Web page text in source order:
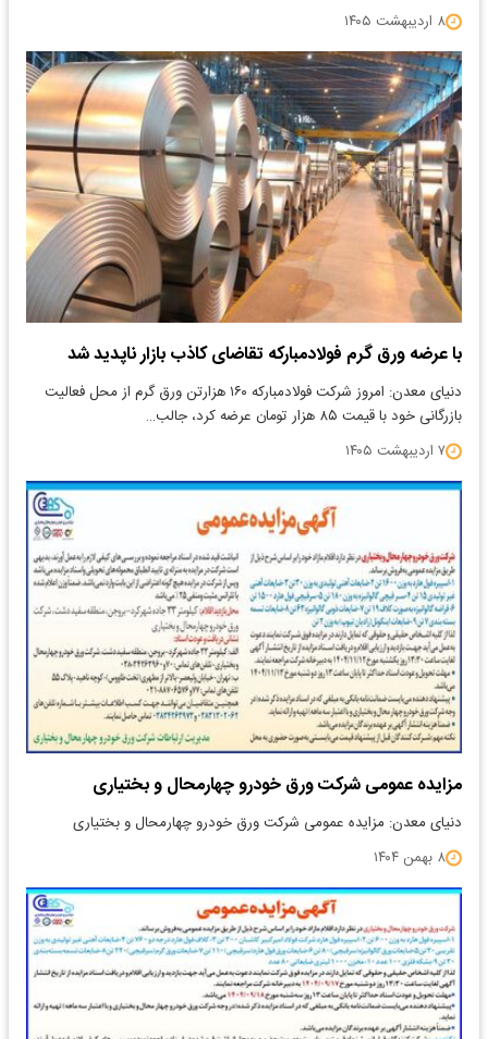
۸ اردیبهشت ۱۴۰۵
با عرضه ورق گرم فولادمبارکه تقاضای کاذب بازار ناپدید شد
دنیای معدن: امروز شرکت فولادمبارکه ۱۶۰ هزارتن ورق گرم از محل فعالیت
بازرگانی خود با قیمت ۸۵ هزار تومان عرضه کرد، جالب…
۷ اردیبهشت ۱۴۰۵
مزایده عمومی شرکت ورق خودرو چهارمحال و بختیاری
دنیای معدن: مزایده عمومی شرکت ورق خودرو چهارمحال و بختیاری
۸ بهمن ۱۴۰۴